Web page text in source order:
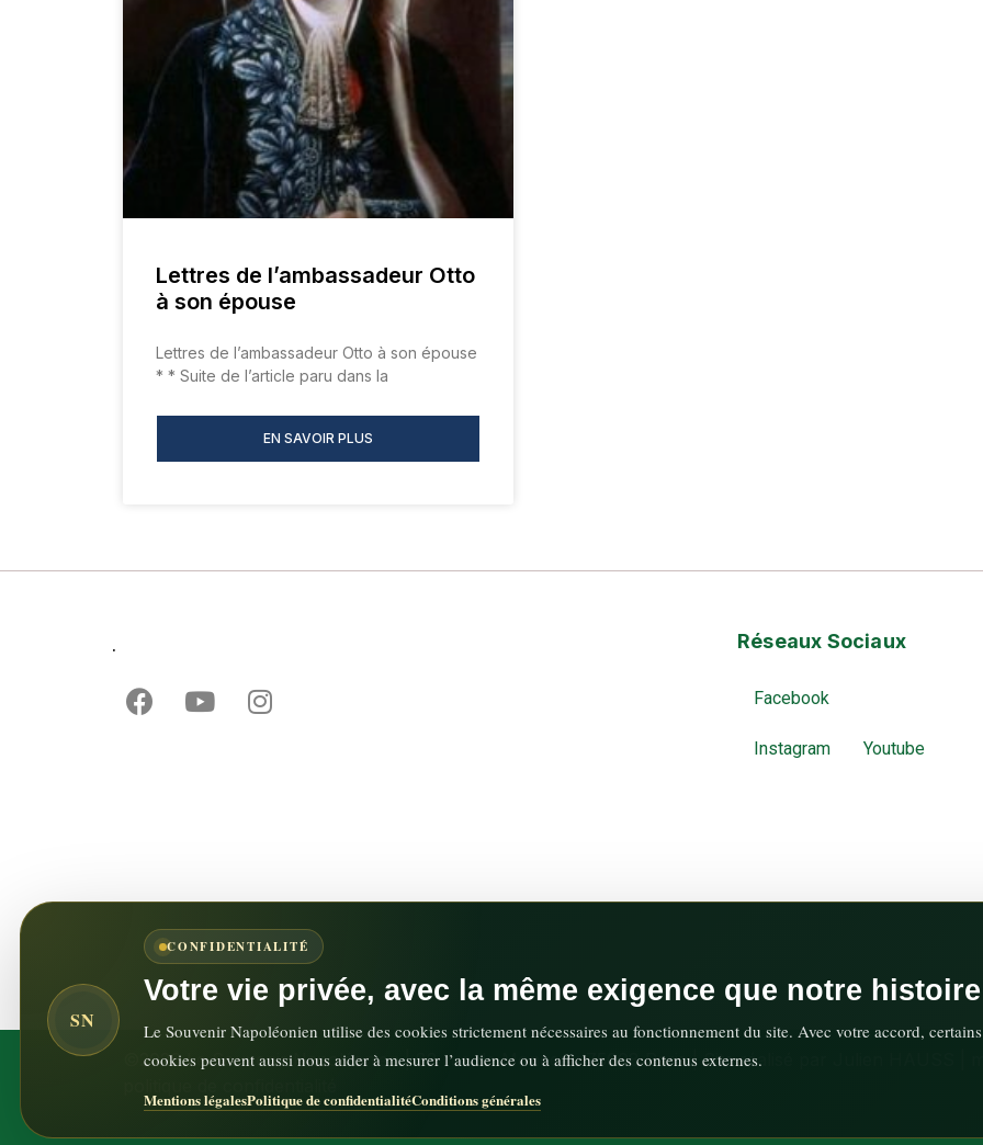
Lettres de l’ambassadeur Otto
à son épouse
Lettres de l’ambassadeur Otto à son épouse
* * Suite de l’article paru dans la
EN SAVOIR PLUS
. Réseaux Sociaux
Facebook
Instagram Youtube
©2026 Le Souvenir Napoléonien | 82 rue de Monceau 75008 Paris | Site réalisé par Julien HAUSS |
SN
CONFIDENTIALITÉ
Votre vie privée, avec la même exigence que notre histoire
Le Souvenir Napoléonien utilise des cookies strictement nécessaires au fonctionnement du site. Avec votre accord, certains
cookies peuvent aussi nous aider à mesurer l’audience ou à afficher des contenus externes.
Mentions légalesPolitique de confidentialitéConditions générales